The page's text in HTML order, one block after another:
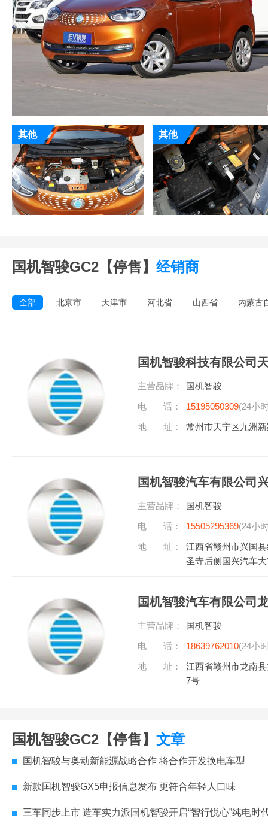
其他 其他
国机智骏GC2【停售】 经销商
全部 北京市 天津市 河北省 山西省 内蒙古
国机智骏科技有限公司
主营品牌：
国机智骏
电 话：
15195050309(24小
地 址：
常州市天宁区九洲
国机智骏汽车有限公司
主营品牌：
国机智骏
电 话：
15505295369(24小
地 址：
江西省赣州市兴国
圣寺后侧国兴汽车
国机智骏汽车有限公司
主营品牌：
国机智骏
电 话：
18639762010(24小
地 址：
江西省赣州市龙南
7号
国机智骏GC2【停售】 文章
国机智骏与奥动新能源战略合作 将合作开发换电车型
新款国机智骏GX5申报信息发布 更符合年轻人口味
三车同步上市 造车实力派国机智骏开启“智行悦心”纯电时